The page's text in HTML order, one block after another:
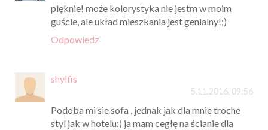
pięknie! może kolorystyka nie jestm w moim
guście, ale układ mieszkania jest genialny!;)
Odpowiedz
shylfis
5.11.2016, 09:56
Podoba mi sie sofa , jednak jak dla mnie troche
styl jak w hotelu:) ja mam cegłę na ścianie dla